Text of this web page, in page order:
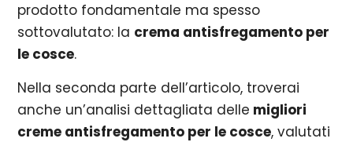
prodotto fondamentale ma spesso
sottovalutato: la crema antisfregamento per
le cosce.
Nella seconda parte dell’articolo, troverai
anche un’analisi dettagliata delle migliori
creme antisfregamento per le cosce, valutati